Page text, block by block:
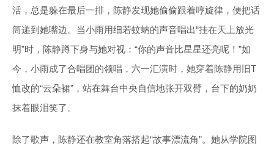
活，总是躲在最后一排，陈静发现她偷偷跟着哼旋律，便把话
筒递到她嘴边。当小雨用细若蚊蚋的声音唱出“挂在天上放光
明”时，陈静蹲下身与她对视：“你的声音比星星还亮呢！”如
今，小雨成了合唱团的领唱，六一汇演时，她穿着陈静用旧T
恤改的“云朵裙”，站在舞台中央自信地张开双臂，台下的奶奶
抹着眼泪笑了。
除了歌声，陈静还在教室角落搭起“故事漂流角”。她从学院图